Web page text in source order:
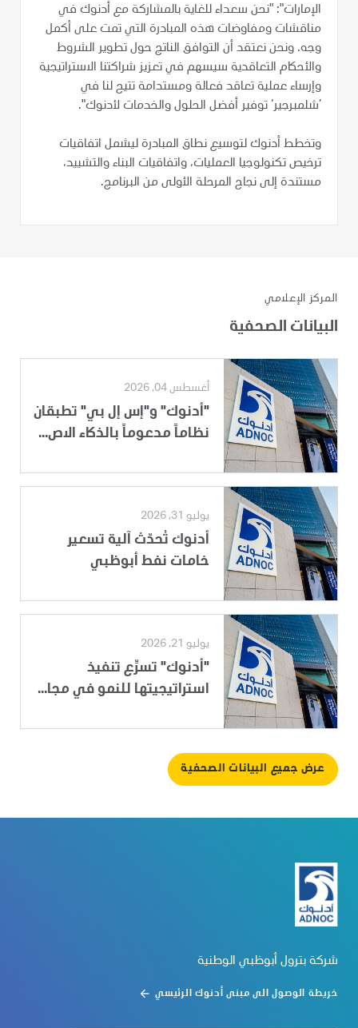
الإمارات": "نحن سعداء للغاية بالمشاركة مع أدنوك في
مناقشات ومفاوضات هذه المبادرة التي تمت على أكمل
وجه. ونحن نعتقد أن التوافق الناتج حول تطوير الشروط
والأحكام التعاقدية سيسهم في تعزيز شراكتنا الاستراتيجية
وإرساء عملية تعاقد فعالة ومستدامة تتيح لنا في
’شلمبرجير‘ توفير أفضل الحلول والخدمات لأدنوك".
وتخطط أدنوك لتوسيع نطاق المبادرة ليشمل اتفاقيات
ترخيص تكنولوجيا العمليات، واتفاقيات البناء والتشييد،
مستندة إلى نجاح المرحلة الأولى من البرنامج.
المركز الإعلامي
البيانات الصحفية
أغسطس 04, 2026
"أدنوك" و"إس إل بي" تطبقان
نظاماً مدعوماً بالذكاء الاص...
يوليو 31, 2026
أدنوك تُحدّث آلية تسعير
خامات نفط أبوظبي
يوليو 21, 2026
"أدنوك" تسرِّع تنفيذ
استراتيجيتها للنمو في مجا...
عرض جميع البيانات الصحفية
شركة بترول أبوظبي الوطنية
خريطة الوصول الى مبنى أدنوك الرئيسي